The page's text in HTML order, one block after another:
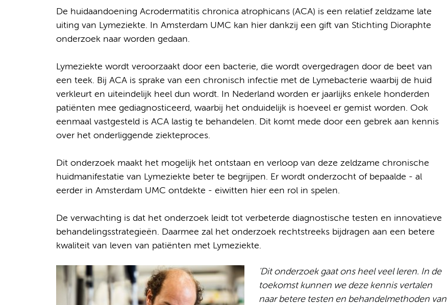
De huidaandoening Acrodermatitis chronica atrophicans (ACA) is een relatief zeldzame late
uiting van Lymeziekte. In Amsterdam UMC kan hier dankzij een gift van Stichting Dioraphte
onderzoek naar worden gedaan.
Lymeziekte wordt veroorzaakt door een bacterie, die wordt overgedragen door de beet van
een teek. Bij ACA is sprake van een chronisch infectie met de Lymebacterie waarbij de huid
verkleurt en uiteindelijk heel dun wordt. In Nederland worden er jaarlijks enkele honderden
patiënten mee gediagnosticeerd, waarbij het onduidelijk is hoeveel er gemist worden. Ook
eenmaal vastgesteld is ACA lastig te behandelen. Dit komt mede door een gebrek aan kennis
over het onderliggende ziekteproces.
Dit onderzoek maakt het mogelijk het ontstaan en verloop van deze zeldzame chronische
huidmanifestatie van Lymeziekte beter te begrijpen. Er wordt onderzocht of bepaalde - al
eerder in Amsterdam UMC ontdekte - eiwitten hier een rol in spelen.
De verwachting is dat het onderzoek leidt tot verbeterde diagnostische testen en innovatieve
behandelingsstrategieën. Daarmee zal het onderzoek rechtstreeks bijdragen aan een betere
kwaliteit van leven van patiënten met Lymeziekte.
'Dit onderzoek gaat ons heel veel leren. In de
toekomst kunnen we deze kennis vertalen
naar betere testen en behandelmethoden van